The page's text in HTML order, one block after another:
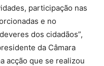
participação nas
e no
dos cidadãos”,
da Câmara
acção que se realizou